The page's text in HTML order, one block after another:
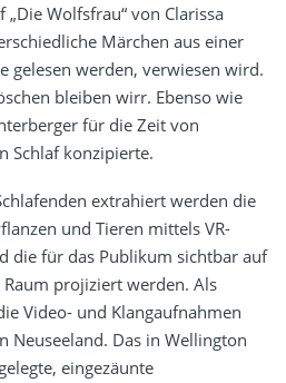
Wolfsfrau“ von Clarissa
Märchen aus einer
gelesen werden, verwiesen wird.
bleiben wirr. Ebenso wie
für die Zeit von
Schlaf konzipierte.
extrahiert werden die
und Tieren mittels VR-
die für das Publikum sichtbar auf
projiziert werden. Als
Video- und Klangaufnahmen
Neuseeland. Das in Wellington
eingezäunte